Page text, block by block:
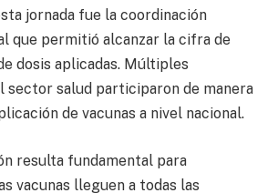
jornada fue la coordinación
que permitió alcanzar la cifra de
dosis aplicadas. Múltiples
sector salud participaron de manera
de vacunas a nivel nacional.
resulta fundamental para
vacunas lleguen a todas las